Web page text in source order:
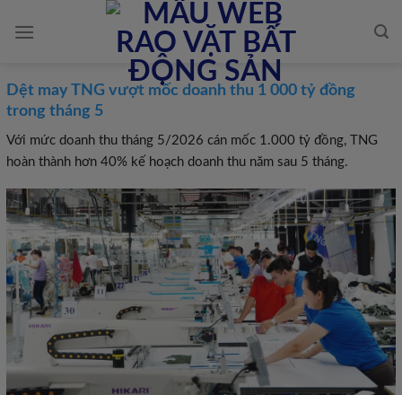
Dệt may TNG vượt mốc doanh thu 1 000 tỷ đồng
trong tháng 5
Với mức doanh thu tháng 5/2026 cán mốc 1.000 tỷ đồng, TNG
hoàn thành hơn 40% kế hoạch doanh thu năm sau 5 tháng.